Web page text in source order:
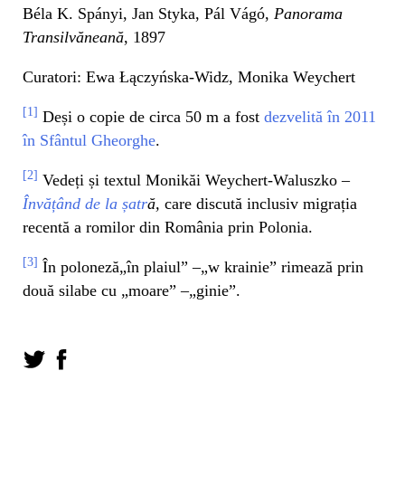
Béla K. Spányi, Jan Styka, Pál Vágó, Panorama
Transilvăneană, 1897
Curatori: Ewa Łączyńska-Widz, Monika Weychert
[1] Deși o copie de circa 50 m a fost dezvelită în 2011
în Sfântul Gheorghe.
[2] Vedeți și textul Monikăi Weychert-Waluszko –
Învățând de la șatră, care discută inclusiv migrația
recentă a romilor din România prin Polonia.
[3] În poloneză„în plaiul” –„w krainie” rimează prin
două silabe cu „moare” –„ginie”.